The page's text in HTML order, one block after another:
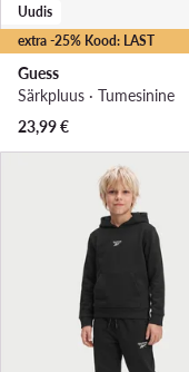
extra -25% Kood: LAST
Uudis
Guess
Särkpluus · Tumesinine
23,99€